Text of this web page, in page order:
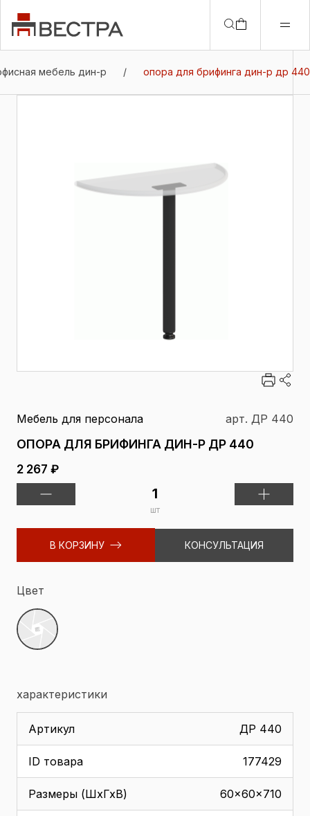
мебель дин-р / опора для брифинга дин-р др 440
Мебель для персонала арт. ДР 440
ОПОРА ДЛЯ БРИФИНГА ДИН-Р ДР 440
2 267 ₽
шт
В КОРЗИНУ КОНСУЛЬТАЦИЯ
Цвет
характеристики
Артикул ДР 440
ID товара 177429
Размеры (ШхГхВ) 60x60x710